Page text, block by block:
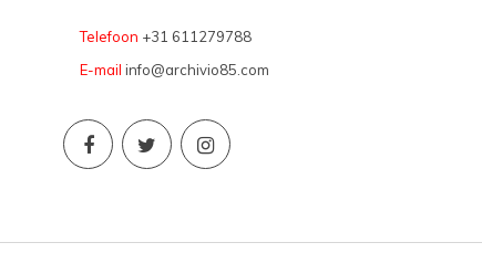
Telefoon +31 611279788
E-mail info@archivio85.com